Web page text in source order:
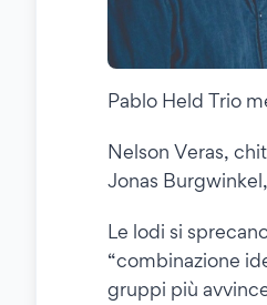
Pablo Held Trio
Nelson Veras,
Jonas
Le lodi si
“combinazione
gruppi più